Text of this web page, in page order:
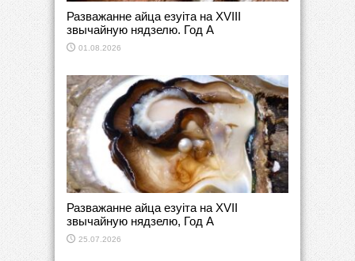
Разважанне айца езуіта на ХVІІІ
звычайную нядзелю. Год А
01.08.2026
Разважанне айца езуіта на ХVII
звычайную нядзелю, Год А
25.07.2026